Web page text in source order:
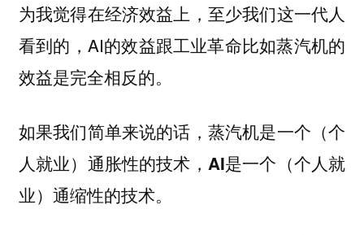
为我觉得在经济效益上，至少我们这一代人
看到的，AI的效益跟工业革命比如蒸汽机的
效益是完全相反的。
如果我们简单来说的话， 蒸汽机是一个（个
人就业）通胀性的技术，AI是一个（个人就
业）通缩性的技术。